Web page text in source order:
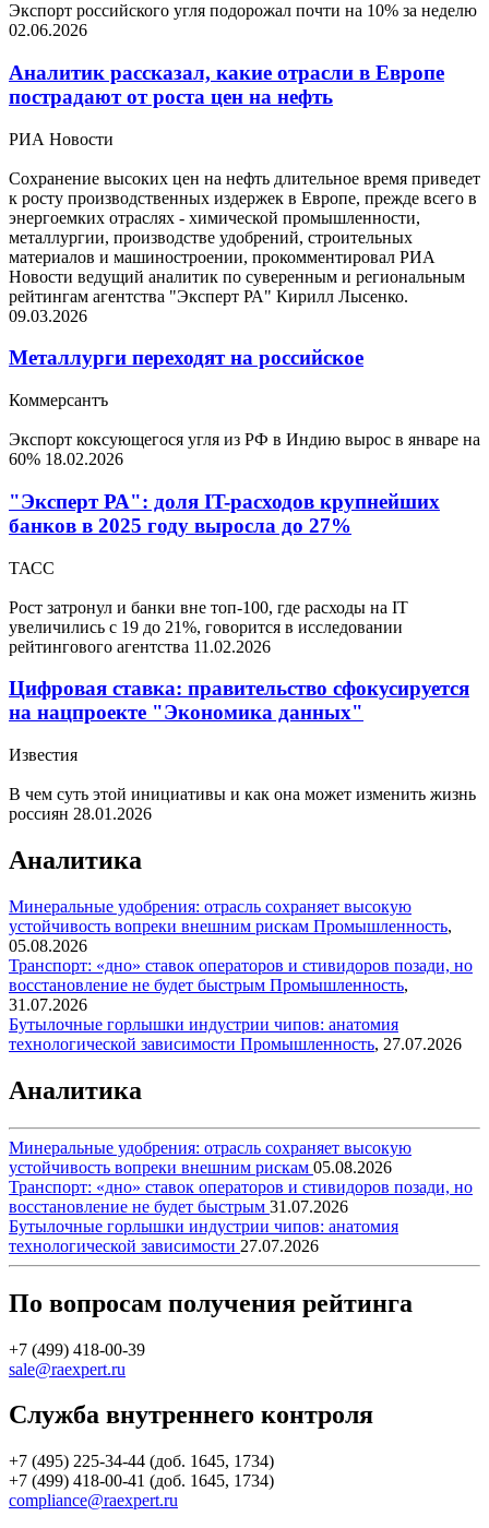
Экспорт российского угля подорожал почти на 10% за неделю
02.06.2026
Аналитик рассказал, какие отрасли в Европе
пострадают от роста цен на нефть
РИА Новости
Сохранение высоких цен на нефть длительное время приведет
к росту производственных издержек в Европе, прежде всего в
энергоемких отраслях - химической промышленности,
металлургии, производстве удобрений, строительных
материалов и машиностроении, прокомментировал РИА
Новости ведущий аналитик по суверенным и региональным
рейтингам агентства "Эксперт РА" Кирилл Лысенко.
09.03.2026
Металлурги переходят на российское
Коммерсантъ
Экспорт коксующегося угля из РФ в Индию вырос в январе на
60% 18.02.2026
"Эксперт РА": доля IT-расходов крупнейших
банков в 2025 году выросла до 27%
ТАСС
Рост затронул и банки вне топ-100, где расходы на IT
увеличились с 19 до 21%, говорится в исследовании
рейтингового агентства 11.02.2026
Цифровая ставка: правительство сфокусируется
на нацпроекте "Экономика данных"
Известия
В чем суть этой инициативы и как она может изменить жизнь
россиян 28.01.2026
Аналитика
Минеральные удобрения: отрасль сохраняет высокую
устойчивость вопреки внешним рискам Промышленность,
05.08.2026
Транспорт: «дно» ставок операторов и стивидоров позади, но
восстановление не будет быстрым Промышленность,
31.07.2026
Бутылочные горлышки индустрии чипов: анатомия
технологической зависимости Промышленность, 27.07.2026
Аналитика
Минеральные удобрения: отрасль сохраняет высокую
устойчивость вопреки внешним рискам 05.08.2026
Транспорт: «дно» ставок операторов и стивидоров позади, но
восстановление не будет быстрым 31.07.2026
Бутылочные горлышки индустрии чипов: анатомия
технологической зависимости 27.07.2026
По вопросам получения рейтинга
+7 (499) 418-00-39
sale@raexpert.ru
Служба внутреннего контроля
+7 (495) 225-34-44 (доб. 1645, 1734)
+7 (499) 418-00-41 (доб. 1645, 1734)
compliance@raexpert.ru